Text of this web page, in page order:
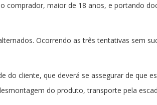
comprador, maior de 18 anos, e portando
Ocorrendo as três tentativas sem
do cliente, que deverá se assegurar de que
do produto, transporte pela